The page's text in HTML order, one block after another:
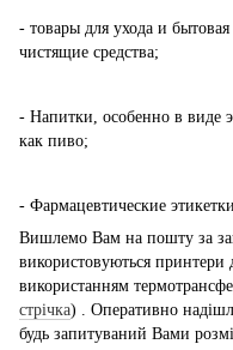
- товары для ухода и
чистящие средства;
- Напитки, особенно в виде
как пиво;
- Фармацевтические этикетки.
Вишлемо Вам на пошту за
використовуються принтери
використанням
стрічка) . Оперативно
будь запитуваний Вами